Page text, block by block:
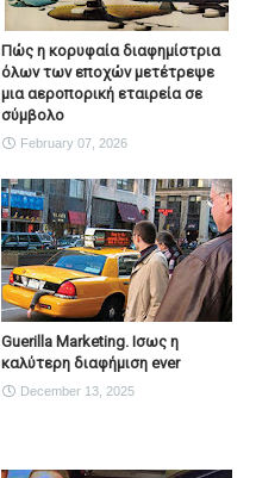
Πώς η κορυφαία διαφημίστρια
όλων των εποχών μετέτρεψε
μια αεροπορική εταιρεία σε
σύμβολο
February 07, 2026
Guerilla Marketing. Ισως η
καλύτερη διαφήμιση ever
December 13, 2025